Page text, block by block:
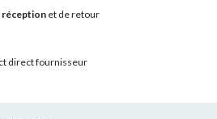
réception et de retour
direct fournisseur